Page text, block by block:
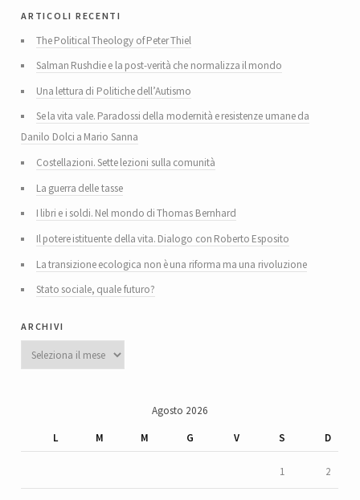
articoli recenti
The Political Theology of Peter Thiel
Salman Rushdie e la post-verità che normalizza il mondo
Una lettura di Politiche dell’Autismo
Se la vita vale. Paradossi della modernità e resistenze umane da
Danilo Dolci a Mario Sanna
Costellazioni. Sette lezioni sulla comunità
La guerra delle tasse
I libri e i soldi. Nel mondo di Thomas Bernhard
Il potere istituente della vita. Dialogo con Roberto Esposito
La transizione ecologica non è una riforma ma una rivoluzione
Stato sociale, quale futuro?
archivi
Agosto 2026
L
M M G V S D
1 2